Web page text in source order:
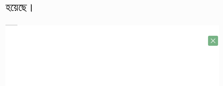
হয়েছে।